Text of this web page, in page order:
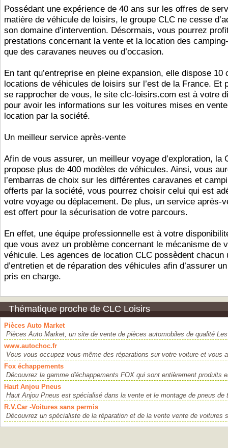
Possédant une expérience de 40 ans sur les offres de
matière de véhicule de loisirs, le groupe CLC ne cesse
son domaine d’intervention. Désormais, vous pourrez
prestations concernant la vente et la location des
que des caravanes neuves ou d’occasion.
En tant qu’entreprise en pleine expansion, elle dispose 10
locations de véhicules de loisirs sur l’est de la France. Et
se rapprocher de vous, le site clc-loisirs.com est à votre
pour avoir les informations sur les voitures mises en
location par la société.
Un meilleur service après-vente
Afin de vous assurer, un meilleur voyage d’exploration, la
propose plus de 400 modèles de véhicules. Ainsi, vous
l’embarras de choix sur les différentes caravanes et
offerts par la société, vous pourrez choisir celui qui est
votre voyage ou déplacement. De plus, un service après-
est offert pour la sécurisation de votre parcours.
En effet, une équipe professionnelle est à votre
que vous avez un problème concernant le mécanisme de
véhicule. Les agences de location CLC possèdent chacun
d’entretien et de réparation des véhicules afin d’assurer
pris en charge.
Thématique proche de CLC Loisirs
Pièces Auto Market
Pièces Auto Market, un site de vente de pièces automobiles de qualité
www.autochoc.fr
Vous vous occupez vous-même des réparations sur votre voiture et vous
Fox échappements
Découvrez la gamme d'échappements FOX qui sont entièrement produits
Haut Anjou Pneus
Haut Anjou Pneus est spécialisé dans la vente et le montage de pneus de
R.V.Car -Voitures sans permis
Découvrez un spécialiste de la réparation et de la vente vente de voitures